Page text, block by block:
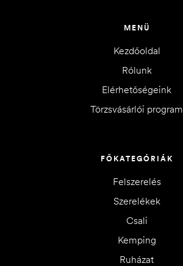
MENÜ
Kezdőoldal
Rólunk
Elérhetőségeink
Törzsvásárlói program
FŐKATEGÓRIÁK
Felszerelés
Szerelékek
Csali
Kemping
Ruházat